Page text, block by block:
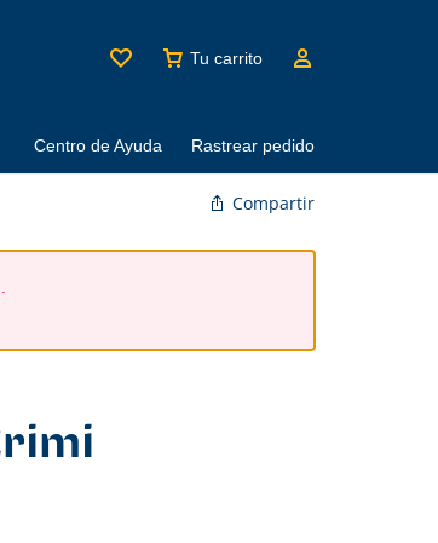
Tu carrito
Centro de Ayuda Rastrear pedido
Compartir